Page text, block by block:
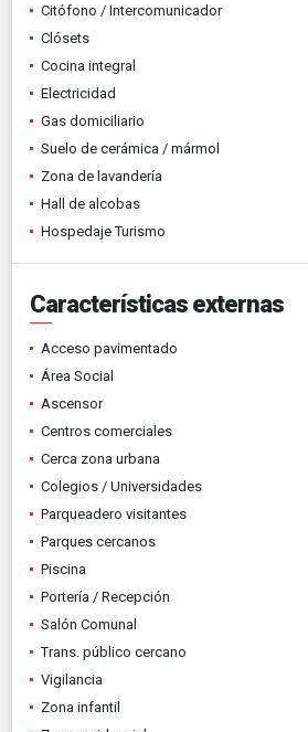
Citófono / Intercomunicador
Clósets
Cocina integral
Electricidad
Gas domiciliario
Suelo de cerámica / mármol
Zona de lavandería
Hall de alcobas
Hospedaje Turismo
Características externas
Acceso pavimentado
Área Social
Ascensor
Centros comerciales
Cerca zona urbana
Colegios / Universidades
Parqueadero visitantes
Parques cercanos
Piscina
Portería / Recepción
Salón Comunal
Trans. público cercano
Vigilancia
Zona infantil